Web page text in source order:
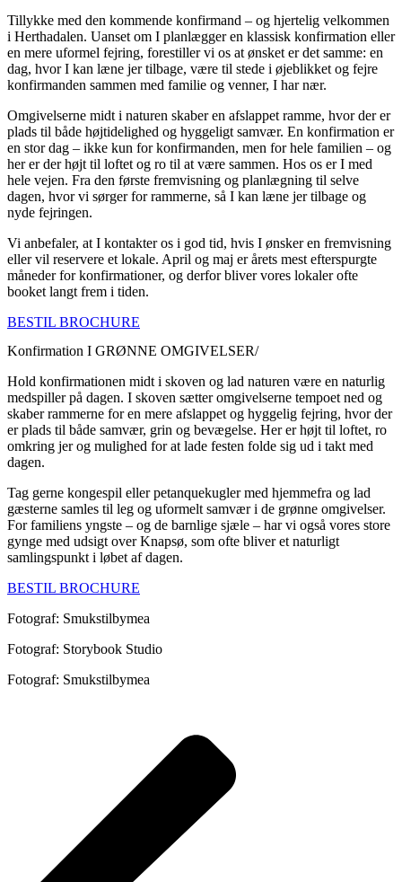
Tillykke med den kommende konfirmand – og hjertelig velkommen
i Herthadalen. Uanset om I planlægger en klassisk konfirmation eller
en mere uformel fejring, forestiller vi os at ønsket er det samme: en
dag, hvor I kan læne jer tilbage, være til stede i øjeblikket og fejre
konfirmanden sammen med familie og venner, I har nær.
Omgivelserne midt i naturen skaber en afslappet ramme, hvor der er
plads til både højtidelighed og hyggeligt samvær. En konfirmation er
en stor dag – ikke kun for konfirmanden, men for hele familien – og
her er der højt til loftet og ro til at være sammen. Hos os er I med
hele vejen. Fra den første fremvisning og planlægning til selve
dagen, hvor vi sørger for rammerne, så I kan læne jer tilbage og
nyde fejringen.
Vi anbefaler, at I kontakter os i god tid, hvis I ønsker en fremvisning
eller vil reservere et lokale. April og maj er årets mest efterspurgte
måneder for konfirmationer, og derfor bliver vores lokaler ofte
booket langt frem i tiden.
BESTIL BROCHURE
Konfirmation I GRØNNE OMGIVELSER/
Hold konfirmationen midt i skoven og lad naturen være en naturlig
medspiller på dagen. I skoven sætter omgivelserne tempoet ned og
skaber rammerne for en mere afslappet og hyggelig fejring, hvor der
er plads til både samvær, grin og bevægelse. Her er højt til loftet, ro
omkring jer og mulighed for at lade festen folde sig ud i takt med
dagen.
Tag gerne kongespil eller petanquekugler med hjemmefra og lad
gæsterne samles til leg og uformelt samvær i de grønne omgivelser.
For familiens yngste – og de barnlige sjæle – har vi også vores store
gynge med udsigt over Knapsø, som ofte bliver et naturligt
samlingspunkt i løbet af dagen.
BESTIL BROCHURE
Fotograf: Smukstilbymea
Fotograf: Storybook Studio
Fotograf: Smukstilbymea